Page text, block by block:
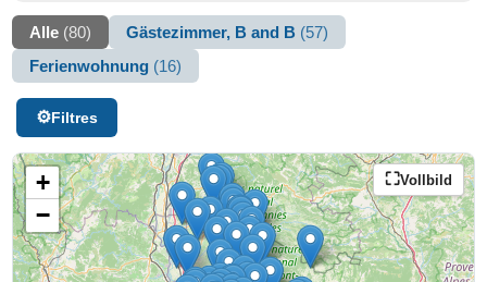
Alle (80) Gästezimmer, B and B (57)
Ferienwohnung (16)
Filtres
Vollbild
+
−